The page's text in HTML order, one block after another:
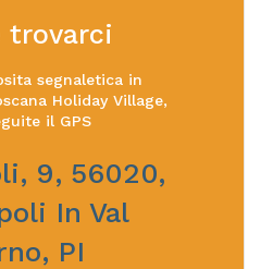
trovarci
segnaletica in
Holiday Village,
il GPS
9, 56020,
In Val
PI